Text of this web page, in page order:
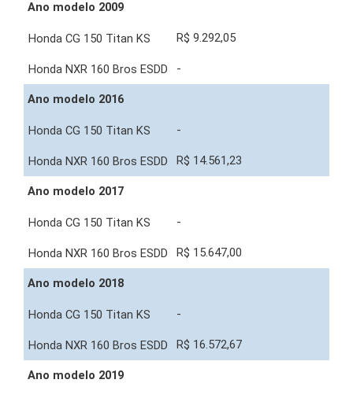
Ano modelo 2009
R$ 9.292,05
-
Ano modelo 2016
-
R$ 14.561,23
Ano modelo 2017
-
R$ 15.647,00
Ano modelo 2018
-
R$ 16.572,67
Ano modelo 2019